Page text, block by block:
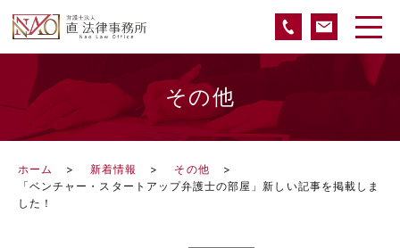
その他
ホーム 新着情報
その他
「ベンチャー・スタートアップ弁護士の部屋」新しい記事を掲載しま
した！